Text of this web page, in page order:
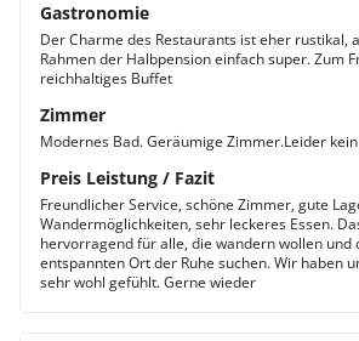
Gastronomie
Der Charme des Restaurants ist eher rustikal,
Rahmen der Halbpension einfach super. Zum
reichhaltiges Buffet
Zimmer
Modernes Bad. Geräumige Zimmer.Leider
Preis Leistung / Fazit
Freundlicher Service, schöne Zimmer, gute
Wandermöglichkeiten, sehr leckeres Essen.
hervorragend für alle, die wandern wollen und
entspannten Ort der Ruhe suchen. Wir haben
sehr wohl gefühlt. Gerne wieder